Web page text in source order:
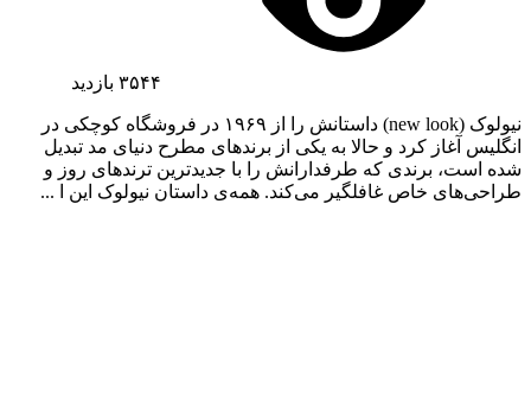
۳۵۴۴ بازدید
نیولوک (new look) داستانش را از ۱۹۶۹ در فروشگاه کوچکی در
انگلیس آغاز کرد و حالا به یکی از برندهای مطرح دنیای مد تبدیل
شده است، برندی که طرفدارانش را با جدیدترین ترندهای روز و
طراحی‌های خاص غافلگیر می‌کند. همه‌ی داستان نیولوک این ا ...